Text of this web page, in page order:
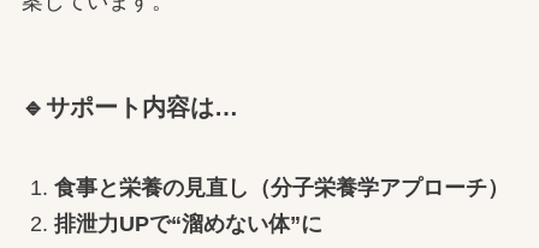
🔹サポート内容は…
食事と栄養の見直し（分子栄養学アプローチ）
排泄力UPで“溜めない体”に